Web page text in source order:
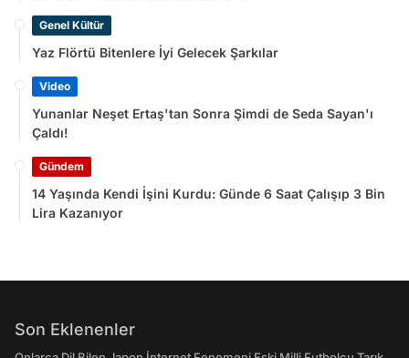
Genel Kültür
Yaz Flörtü Bitenlere İyi Gelecek Şarkılar
Video
Yunanlar Neşet Ertaş'tan Sonra Şimdi de Seda Sayan'ı
Çaldı!
Gündem
14 Yaşında Kendi İşini Kurdu: Günde 6 Saat Çalışıp 3 Bin
Lira Kazanıyor
Son Eklenenler